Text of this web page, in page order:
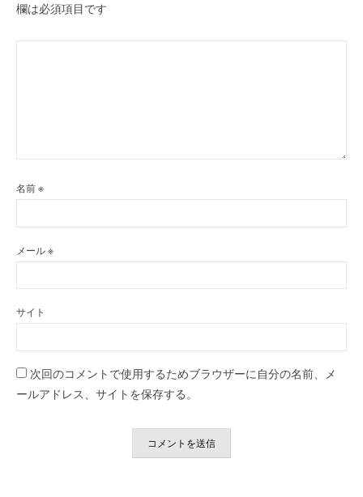
欄は必須項目です
名前※
メール※
サイト
次回のコメントで使用するためブラウザーに自分の名前、メ
ールアドレス、サイトを保存する。